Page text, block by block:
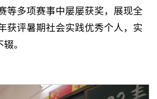
等多项赛事中屡屡获奖，展现全
获评暑期社会实践优秀个人，实
。